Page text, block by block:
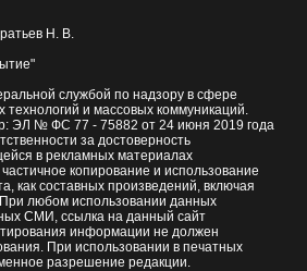
Н. В.
службой по надзору в сфере
и массовых коммуникаций.
ЭЛ № ФС 77 - 75882 от 24 июня 2019 года
за достоверность
в рекламных материалах
копирование и использование
как составных произведений, включая
любом использовании данных
СМИ, ссылка на данный сайт
информации не должен
При использовании в печатных
разрешение редакции.